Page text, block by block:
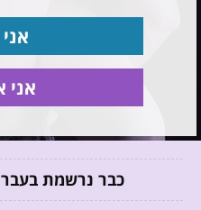
אני
כבר נרשמת